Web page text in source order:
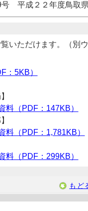
号 平成２２年度鳥取
いただけます。（別
：5KB）
料（PDF：147KB）
料（PDF：1,781KB）
料（PDF：299KB）
もど